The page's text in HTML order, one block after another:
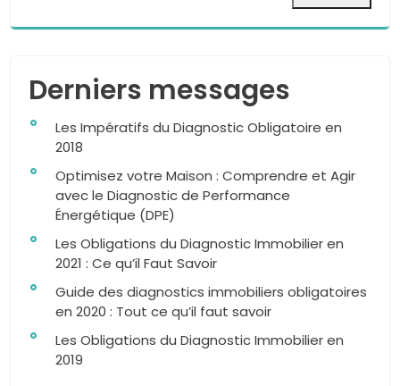
Derniers messages
Les Impératifs du Diagnostic Obligatoire en
2018
Optimisez votre Maison : Comprendre et Agir
avec le Diagnostic de Performance
Énergétique (DPE)
Les Obligations du Diagnostic Immobilier en
2021 : Ce qu’il Faut Savoir
Guide des diagnostics immobiliers obligatoires
en 2020 : Tout ce qu’il faut savoir
Les Obligations du Diagnostic Immobilier en
2019